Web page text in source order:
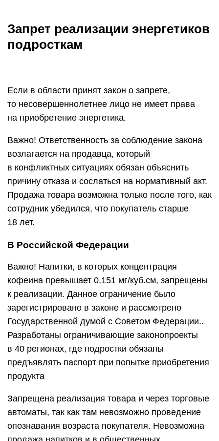
Запрет реализации энергетиков
подросткам
Если в области принят закон о запрете,
то несовершеннолетнее лицо не имеет права
на приобретение энергетика.
Важно! Ответственность за соблюдение закона
возлагается на продавца, который
в конфликтных ситуациях обязан объяснить
причину отказа и сослаться на нормативный акт.
Продажа товара возможна только после того, как
сотрудник убедился, что покупатель старше
18 лет.
В Российской Федерации
Важно! Напитки, в которых концентрация
кофеина превышает 0,151 мг/куб.см, запрещены
к реализации. Данное ограничение было
зарегистрировано в законе и рассмотрено
Государственной думой с Советом Федерации..
Разработаны ограничивающие законопроекты
в 40 регионах, где подростки обязаны
предъявлять паспорт при попытке приобретения
продукта
Запрещена реализация товара и через торговые
автоматы, так как там невозможно проведение
опознавания возраста покупателя. Невозможна